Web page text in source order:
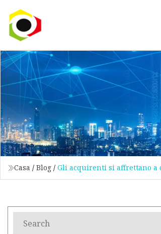
Casa / Blog / Gli acquirenti si affrettano a